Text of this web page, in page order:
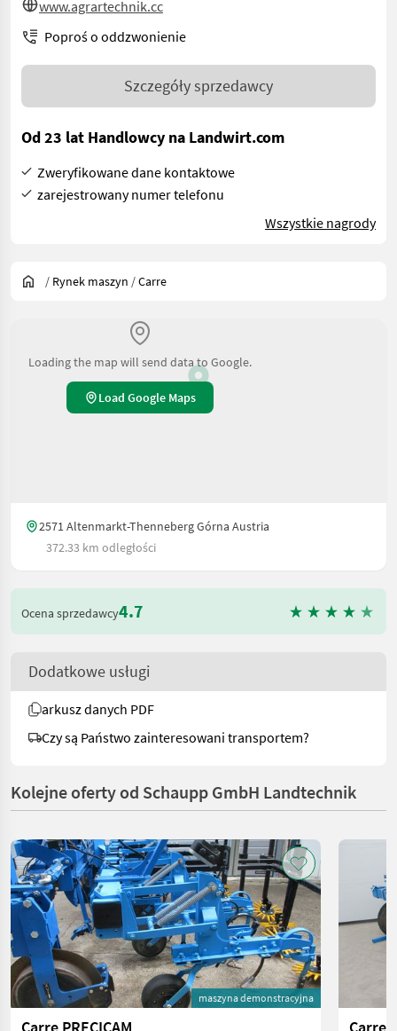
www.agrartechnik.cc
Poproś o oddzwonienie
Szczegóły sprzedawcy
Od 23 lat Handlowcy na Landwirt.com
Zweryfikowane dane kontaktowe
zarejestrowany numer telefonu
Wszystkie nagrody
/ Rynek maszyn /Carre
Loading the map will send data to Google.
Load Google Maps
2571 Altenmarkt-Thenneberg Górna Austria
372.33 km odległości
Ocena sprzedawcy4.7
Dodatkowe usługi
arkusz danych PDF
Czy są Państwo zainteresowani transportem?
Kolejne oferty od Schaupp GmbH Landtechnik
maszyna demonstracyjna